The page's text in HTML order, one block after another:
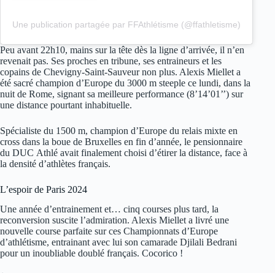
Une publication partagée par FFAthlétisme (@ffathletisme)
Peu avant 22h10, mains sur la tête dès la ligne d’arrivée, il n’en
revenait pas. Ses proches en tribune, ses entraineurs et les
copains de Chevigny-Saint-Sauveur non plus. Alexis Miellet a
été sacré champion d’Europe du 3000 m steeple ce lundi, dans la
nuit de Rome, signant sa meilleure performance (8’14’01’’) sur
une distance pourtant inhabituelle.
Spécialiste du 1500 m, champion d’Europe du relais mixte en
cross dans la boue de Bruxelles en fin d’année, le pensionnaire
du DUC Athlé avait finalement choisi d’étirer la distance, face à
la densité d’athlètes français.
L’espoir de Paris 2024
Une année d’entrainement et… cinq courses plus tard, la
reconversion suscite l’admiration. Alexis Miellet a livré une
nouvelle course parfaite sur ces Championnats d’Europe
d’athlétisme, entrainant avec lui son camarade Djilali Bedrani
pour un inoubliable doublé français. Cocorico !